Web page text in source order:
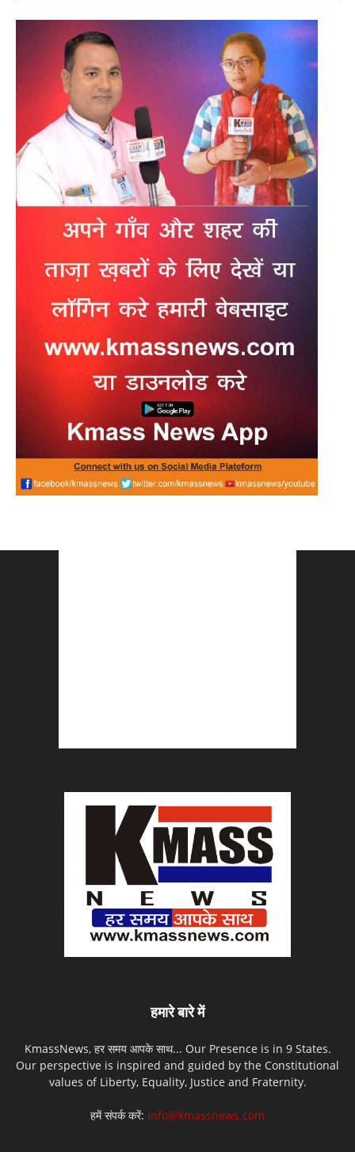
हमारे बारे में
KmassNews, हर समय आपके साथ... Our Presence is in 9 States.
Our perspective is inspired and guided by the Constitutional
values of Liberty, Equality, Justice and Fraternity.
हमें संपर्क करें: info@kmassnews.com